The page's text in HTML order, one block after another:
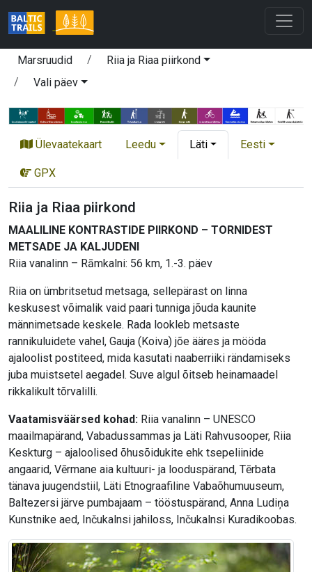
Marsruudid
Riia ja Riaa piirkond
Vali päev
Ülevaatekaart Leedu Läti Eesti
GPX
Riia ja Riaa piirkond
MAALILINE KONTRASTIDE PIIRKOND – TORNIDEST
METSADE JA KALJUDENI
Riia vanalinn – Rāmkalni: 56 km, 1.-3. päev
Riia on ümbritsetud metsaga, sellepärast on linna
keskusest võimalik vaid paari tunniga jõuda kaunite
männimetsade keskele. Rada lookleb metsaste
rannikuluidete vahel, Gauja (Koiva) jõe ääres ja mööda
ajaloolist postiteed, mida kasutati naaberriiki rändamiseks
juba muistsetel aegadel. Suve algul õitseb heinamaadel
rikkalikult tõrvalilli.
Vaatamisväärsed kohad: Riia vanalinn – UNESCO
maailmapärand, Vabadussammas ja Läti Rahvusooper, Riia
Keskturg – ajaloolised õhusõidukite ehk tsepeliinide
angaarid, Vērmane aia kultuuri- ja looduspärand, Tērbata
tänava juugendstiil, Läti Etnograafiline Vabaõhumuuseum,
Baltezersi järve pumbajaam – tööstuspärand, Anna Ludiņa
Kunstnike aed, Inčukalnsi jahiloss, Inčukalnsi Kuradikoobas.